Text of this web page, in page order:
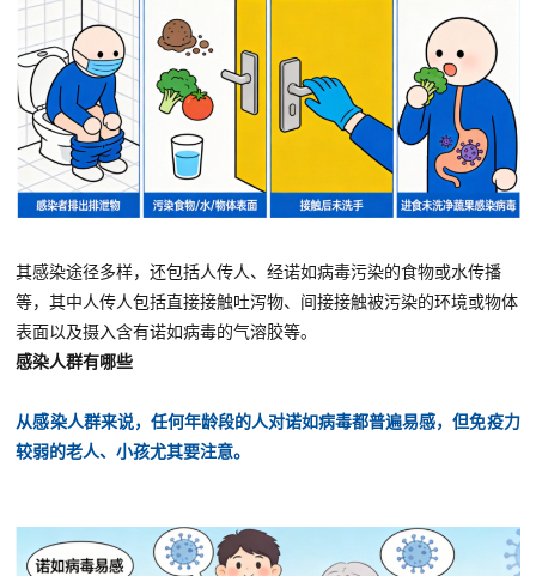
其感染途径多样，还包括人传人、经诺如病毒污染的食物或水传播
等，其中人传人包括直接接触吐泻物、间接接触被污染的环境或物体
表面以及摄入含有诺如病毒的气溶胶等。
感染人群有哪些
从感染人群来说，任何年龄段的人对诺如病毒都普遍易感，但免疫力
较弱的老人、小孩尤其要注意。